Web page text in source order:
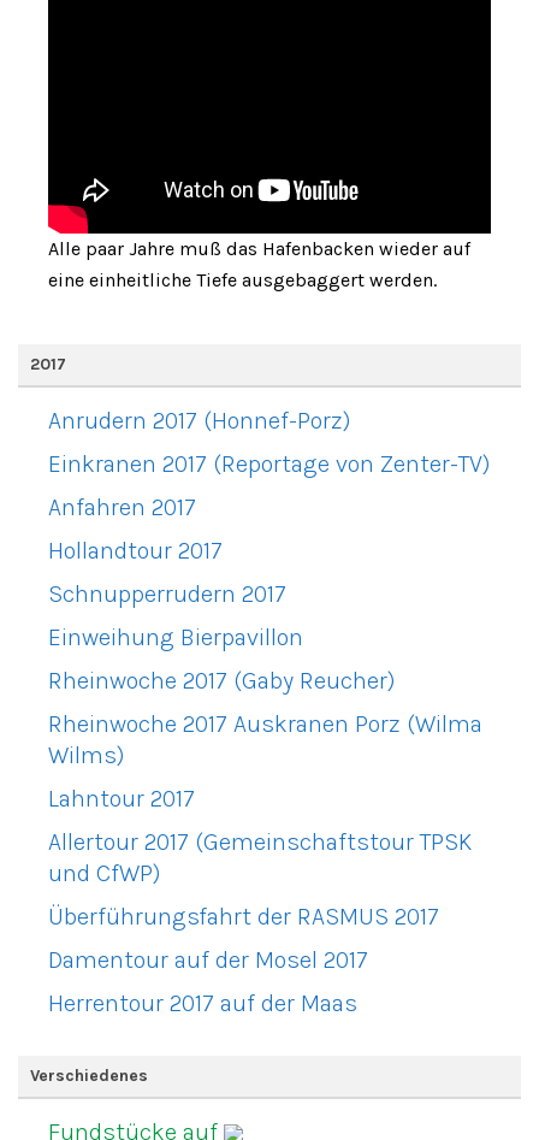
Alle paar Jahre muß das Hafenbacken wieder auf
eine einheitliche Tiefe ausgebaggert werden.
2017
Anrudern 2017 (Honnef-Porz)
Einkranen 2017 (Reportage von Zenter-TV)
Anfahren 2017
Hollandtour 2017
Schnupperrudern 2017
Einweihung Bierpavillon
Rheinwoche 2017 (Gaby Reucher)
Rheinwoche 2017 Auskranen Porz (Wilma
Wilms)
Lahntour 2017
Allertour 2017 (Gemeinschaftstour TPSK
und CfWP)
Überführungsfahrt der RASMUS 2017
Damentour auf der Mosel 2017
Herrentour 2017 auf der Maas
Verschiedenes
Fundstücke auf